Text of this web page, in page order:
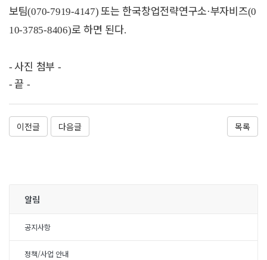
보팀(070-7919-4147)또는 한국창업전략연구소·부자비즈(0
10-3785-8406)로 하면 된다.
- 사진 첨부 -
-끝 -
이전글 다음글 목록
알림
공지사항
정책/사업 안내